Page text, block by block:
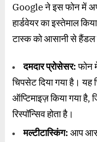
Google ने इस फोन में
हार्डवेयर का इस्तेमाल
टास्क को आसानी से हैंडल
दमदार प्रोसेसर:फोन
चिपसेट दिया गया है।
ऑप्टिमाइज़ किया गया
रिस्पॉन्सिव होता है।
मल्टीटास्किंग: आप